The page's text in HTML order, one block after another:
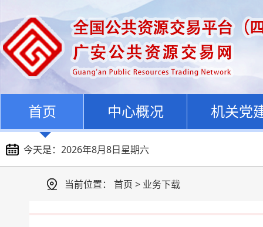
首页 中心概况 机关党
今天是： 2026年8月8日星期六
当前位置： 首页 > 业务下载